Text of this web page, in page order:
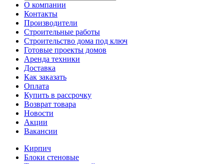
О компании
Контакты
Производители
Строительные работы
Строительство дома под ключ
Готовые проекты домов
Аренда техники
Доставка
Как заказать
Оплата
Купить в рассрочку
Возврат товара
Новости
Акции
Вакансии
Кирпич
Блоки стеновые